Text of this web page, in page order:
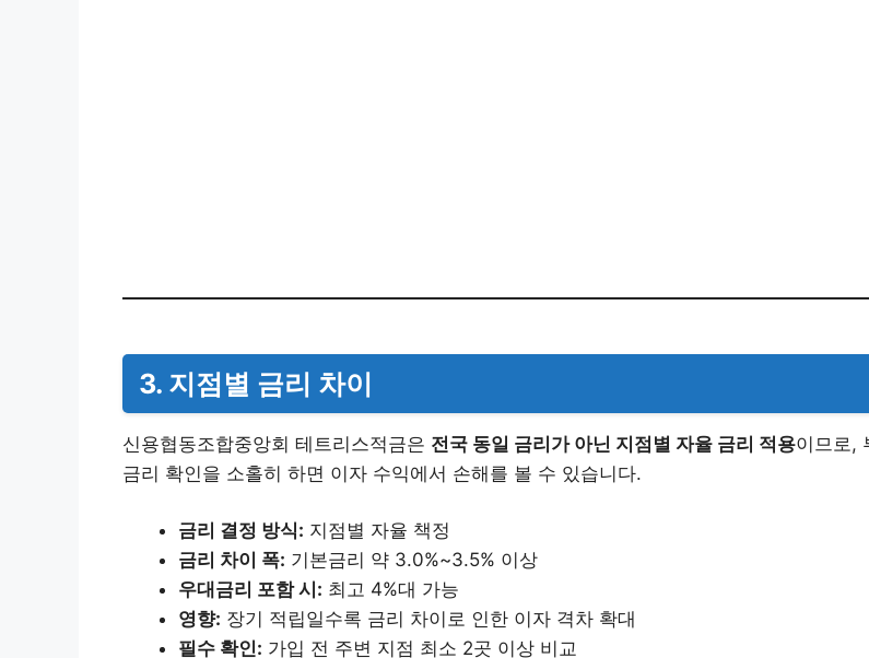
3. 지점별 금리 차이
신용협동조합중앙회 테트리스적금은 전국 동일 금리가 아닌 지점별 자율 금리 적용이므로,
금리 확인을 소홀히 하면 이자 수익에서 손해를 볼 수 있습니다.
금리 결정 방식: 지점별 자율 책정
금리 차이 폭: 기본금리 약 3.0%~3.5% 이상
우대금리 포함 시: 최고 4%대 가능
영향: 장기 적립일수록 금리 차이로 인한 이자 격차 확대
필수 확인: 가입 전 주변 지점 최소 2곳 이상 비교